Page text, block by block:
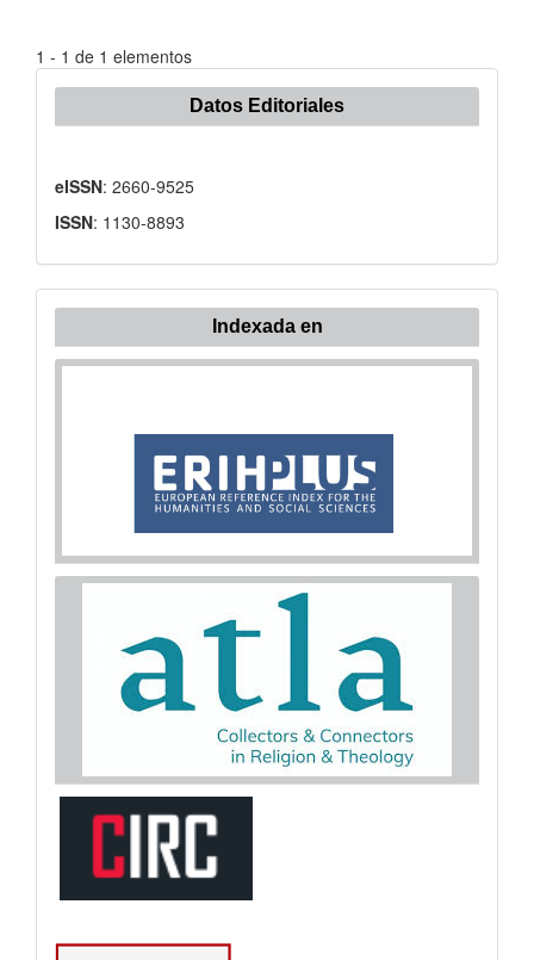
1 - 1 de 1 elementos
Datos Editoriales
eISSN: 2660-9525
ISSN: 1130-8893
Indexada en